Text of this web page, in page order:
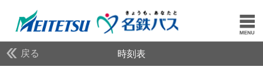
戻る 時刻表